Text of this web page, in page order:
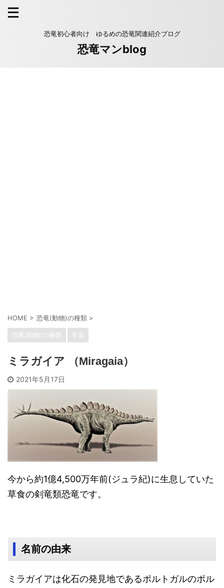
恐竜初心者向け ゆるめの恐竜関連紹介ブログ
恐竜マンblog
HOME > 恐竜(動物)の種類 >
恐竜(動物)の種類 草食
ミラガイア （Miragaia）
2021年5月17日
今から約1億4,500万年前(ジュラ紀)に生息していた
草食の剣竜類恐竜です。
名前の由来
ミラガイアは化石の発見地であるポルトガルのポル